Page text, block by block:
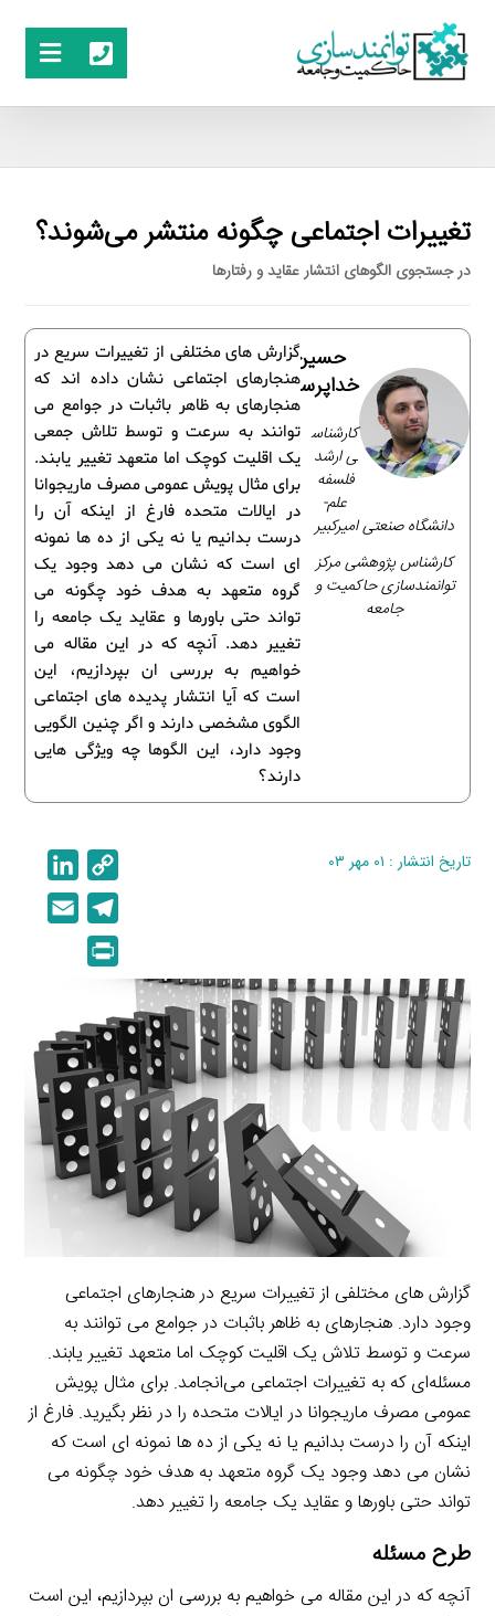
تغییرات اجتماعی چگونه منتشر می‌شوند؟
در جستجوی الگوهای انتشار عقاید و رفتارها
گزارش های مختلفی از تغییرات سریع در
هنجارهای اجتماعی نشان داده اند که
هنجارهای به ظاهر باثبات در جوامع می
توانند به سرعت و توسط تلاش جمعی
یک اقلیت کوچک اما متعهد تغییر یابند.
برای مثال پویش عمومی مصرف ماریجوانا
در ایالات متحده فارغ از اینکه آن را
درست بدانیم یا نه یکی از ده ها نمونه
ای است که نشان می دهد وجود یک
گروه متعهد به هدف خود چگونه می
تواند حتی باورها و عقاید یک جامعه را
تغییر دهد. آنچه که در این مقاله می
خواهیم به بررسی ان بپردازیم، این
است که آیا انتشار پدیده های اجتماعی
الگوی مشخصی دارند و اگر چنین الگویی
وجود دارد، این الگوها چه ویژگی هایی
دارند؟
حسین
خداپرست
کارشناس
ی ارشد
فلسفه
علم-
دانشگاه صنعتی امیرکبیر
کارشناس پژوهشی مرکز
توانمندسازی حاکمیت و
جامعه
تاریخ انتشار : ۰۱ مهر ۰۳
o
p
y
i
n
k
i
n
I
n
e
l
g
r
a
m
n
t
گزارش های مختلفی از تغییرات سریع در هنجارهای اجتماعی
وجود دارد. هنجارهای به ظاهر باثبات در جوامع می توانند به
سرعت و توسط تلاش یک اقلیت کوچک اما متعهد تغییر یابند.
مسئله‌ای که به تغییرات اجتماعی می‌انجامد. برای مثال پویش
عمومی مصرف ماریجوانا در ایالات متحده را در نظر بگیرید. فارغ از
اینکه آن را درست بدانیم یا نه یکی از ده ها نمونه ای است که
نشان می دهد وجود یک گروه متعهد به هدف خود چگونه می
تواند حتی باورها و عقاید یک جامعه را تغییر دهد.
طرح مسئله
آنچه که در این مقاله می خواهیم به بررسی ان بپردازیم، این است